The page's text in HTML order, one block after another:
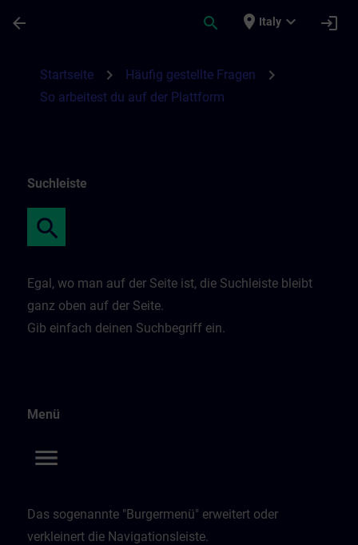
arrow_back search place Italy expand_more login
Startseite chevron_right Häufig gestellte Fragen chevron_right
So arbeitest du auf der Plattform
Suchleiste
Egal, wo man auf der Seite ist, die Suchleiste bleibt
ganz oben auf der Seite.
Gib einfach deinen Suchbegriff ein.
Menü
Das sogenannte "Burgermenü" erweitert oder
verkleinert die Navigationsleiste.